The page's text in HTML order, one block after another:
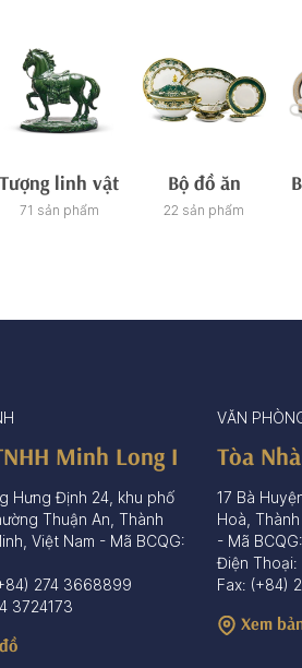
Tượng linh vật
71 sản phẩm
Bộ đồ ăn
22 sản phẩm
Minh Long I
Hưng Định 24, khu phố
Thuận An, Thành
Việt Nam - Mã BCQG:
274 3668899
3724173
VĂN
Tòa
17 Bà
Hoà,
- Mã
Điện
Fax: (+84)
Xem